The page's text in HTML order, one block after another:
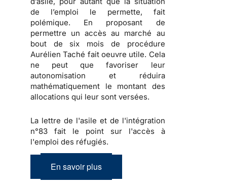
de l’emploi le permette, fait
polémique. En proposant de
permettre un accès au marché au
bout de six mois de procédure
Aurélien Taché fait oeuvre utile. Cela
ne peut que favoriser leur
autonomisation et réduira
mathématiquement le montant des
allocations qui leur sont versées.
La lettre de l'asile et de l'intégration
n°83 fait le point sur l'accès à
l'emploi des réfugiés.
En savoir plus